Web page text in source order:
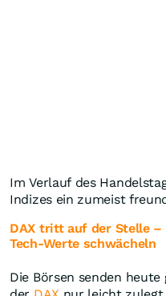
Im Verlauf des
Indizes ein zumeist
DAX tritt auf der Stelle –
Tech-Werte schwächeln
Die Börsen senden